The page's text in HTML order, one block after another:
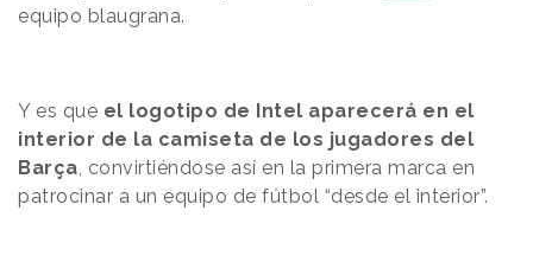
equipo blaugrana.
Y es que el logotipo de Intel aparecerá en el
interior de la camiseta de los jugadores del
Barça , convirtiéndose así en la primera marca en
patrocinar a un equipo de fútbol “desde el interior”.